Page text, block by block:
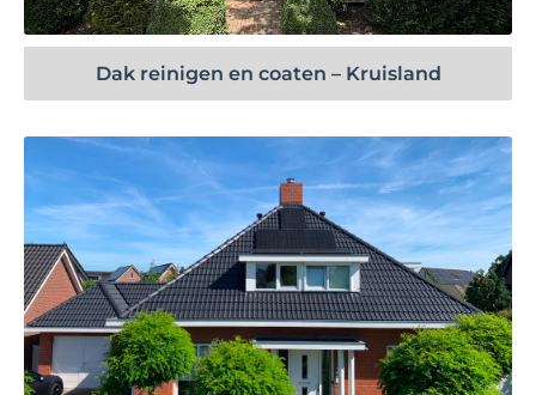
Dak reinigen en coaten – Kruisland
Bekijk project